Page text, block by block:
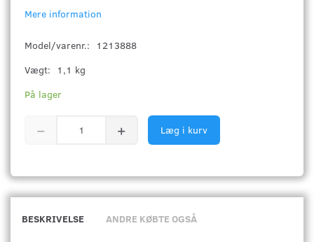
Mere information
Model/varenr.:
1213888
Vægt:
1,1 kg
På lager
Læg i kurv
BESKRIVELSE ANDRE KØBTE OGSÅ